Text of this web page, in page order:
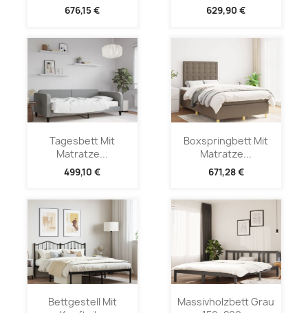
676,15 € 629,90 €
Tagesbett Mit
Matratze...
499,10 €
Boxspringbett Mit
Matratze...
671,28 €
Bettgestell Mit
Massivholzbett Grau